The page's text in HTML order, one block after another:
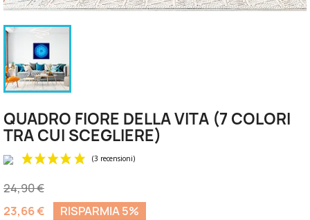
QUADRO FIORE DELLA VITA (7 COLORI
TRA CUI SCEGLIERE)
24,90 €
23,66 €
RISPARMIA 5%